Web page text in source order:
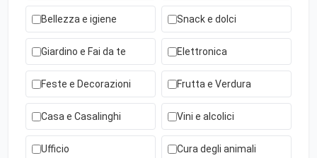
Bellezza e igiene Snack e dolci
Giardino e Fai da te Elettronica
Feste e Decorazioni Frutta e Verdura
Casa e Casalinghi Vini e alcolici
Ufficio Cura degli animali